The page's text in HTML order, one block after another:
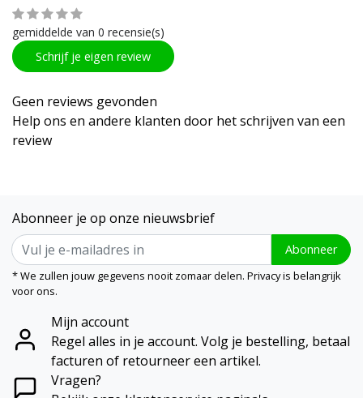
gemiddelde van 0 recensie(s)
Schrijf je eigen review
Geen reviews gevonden
Help ons en andere klanten door het schrijven van een
review
Abonneer je op onze nieuwsbrief
Abonneer
* We zullen jouw gegevens nooit zomaar delen. Privacy is belangrijk
voor ons.
Mijn account
Regel alles in je account. Volg je bestelling, betaal
facturen of retourneer een artikel.
Vragen?